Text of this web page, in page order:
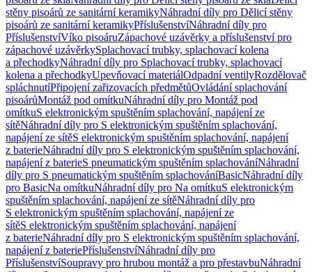
stěny pisoárů ze sanitární keramikyNáhradní díly pro Dělicí stěny
pisoárů ze sanitární keramikyPříslušenstvíNáhradní díly pro
PříslušenstvíVíko pisoáruZápachové uzávěrky a příslušenství pro
zápachové uzávěrkySplachovací trubky, splachovací kolena
a přechodkyNáhradní díly pro Splachovací trubky, splachovací
kolena a přechodkyUpevňovací materiálOdpadní ventilyRozdělovač
spláchnutíPřipojení zařizovacích předmětůOvládání splachování
pisoárůMontáž pod omítkuNáhradní díly pro Montáž pod
omítkuS elektronickým spuštěním splachování, napájení ze
sítěNáhradní díly pro S elektronickým spuštěním splachování,
napájení ze sítěS elektronickým spuštěním splachování, napájení
z baterieNáhradní díly pro S elektronickým spuštěním splachování,
napájení z baterieS pneumatickým spuštěním splachováníNáhradní
díly pro S pneumatickým spuštěním splachováníBasicNáhradní díly
pro BasicNa omítkuNáhradní díly pro Na omítkuS elektronickým
spuštěním splachování, napájení ze sítěNáhradní díly pro
S elektronickým spuštěním splachování, napájení ze
sítěS elektronickým spuštěním splachování, napájení
z baterieNáhradní díly pro S elektronickým spuštěním splachování,
napájení z bateriePříslušenstvíNáhradní díly pro
PříslušenstvíSoupravy pro hrubou montáž a pro přestavbuNáhradní